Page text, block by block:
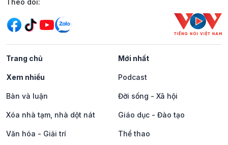
Theo dõi:
Trang chủ Mới nhất
Xem nhiều Podcast
Bàn và luận Đời sống - Xã hội
Xóa nhà tạm, nhà dột nát Giáo dục - Đào tạo
Văn hóa - Giải trí Thể thao